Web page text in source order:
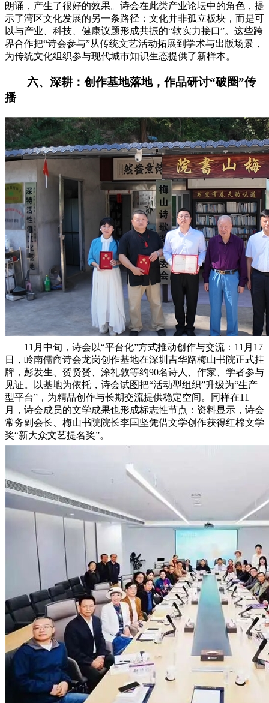
朗诵，产生了很好的效果。诗会在此类产业论坛中的角色，提
示了湾区文化发展的另一条路径：文化并非孤立板块，而是可
以与产业、科技、健康议题形成共振的“软实力接口”。这些跨
界合作把“诗会参与”从传统文艺活动拓展到学术与出版场景，
为传统文化组织参与现代城市知识生态提供了新样本。
六、深耕：创作基地落地，作品研讨“破圈”传
播
11月中旬，诗会以“平台化”方式推动创作与交流：11月17
日，岭南儒商诗会龙岗创作基地在深圳吉华路梅山书院正式挂
牌，彭发生、贺贤赟、涂礼敦等约90名诗人、作家、学者参与
见证。以基地为依托，诗会试图把“活动型组织”升级为“生产
型平台”，为精品创作与长期交流提供稳定空间。同样在11
月，诗会成员的文学成果也形成标志性节点：资料显示，诗会
常务副会长、梅山书院院长李国坚凭借文学创作获得红棉文学
奖“新大众文艺提名奖”。